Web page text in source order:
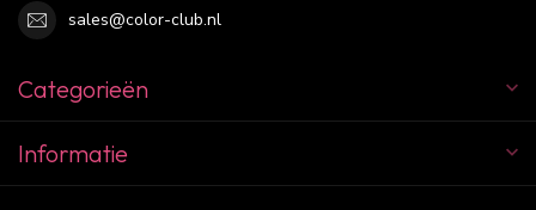
sales@color-club.nl
Categorieën
Informatie